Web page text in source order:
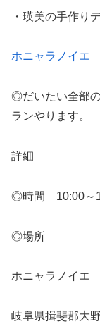
・瑛美の手作り
ホニャラノイエ
◎だいたい全部
ランやります。
詳細
◎時間 10:00～
◎場所
ホニャラノイエ
岐阜県揖斐郡大